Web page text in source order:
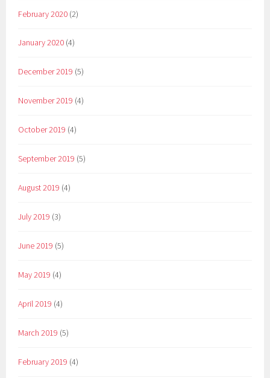
February 2020 (2)
January 2020 (4)
December 2019 (5)
November 2019 (4)
October 2019 (4)
September 2019 (5)
August 2019 (4)
July 2019 (3)
June 2019 (5)
May 2019 (4)
April 2019 (4)
March 2019 (5)
February 2019 (4)